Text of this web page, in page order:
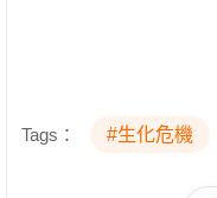
Tags： #生化危機